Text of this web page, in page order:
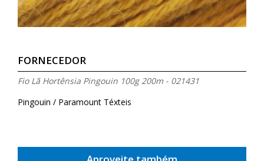
FORNECEDOR
Fio Lã Hortênsia Pingouin 100g 200m - 021431
Pingouin / Paramount Téxteis